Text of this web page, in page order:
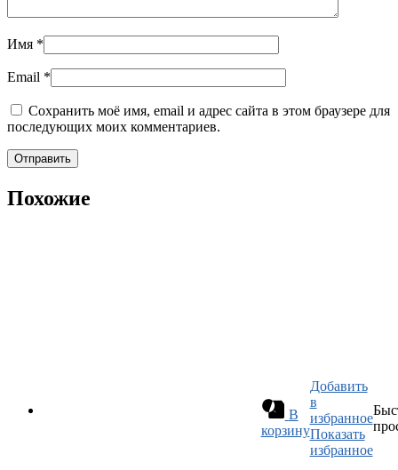
Имя *
Email *
Сохранить моё имя, email и адрес сайта в этом браузере для
последующих моих комментариев.
Похожие
В
корзину
Добавить
в
избранное
Показать
избранное